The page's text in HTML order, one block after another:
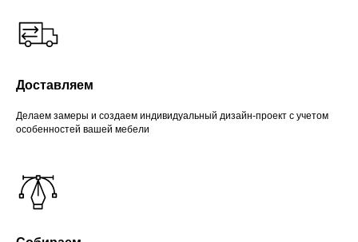
Доставляем
Делаем замеры и создаем индивидуальный дизайн-проект с учетом
особенностей вашей мебели